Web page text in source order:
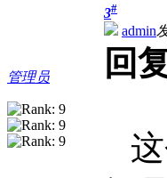
管理员
3#
admin
回
这